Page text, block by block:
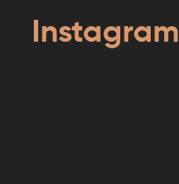
Instagram